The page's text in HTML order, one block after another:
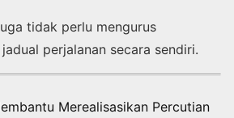
tidak perlu mengurus
perjalanan secara sendiri.
Merealisasikan Percutian